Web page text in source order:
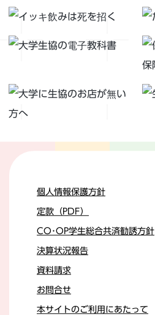
個人情報保護方針
定款（PDF）
CO･OP学生総合共済勧誘方針
決算状況報告
資料請求
お問合せ
本サイトのご利用にあたって